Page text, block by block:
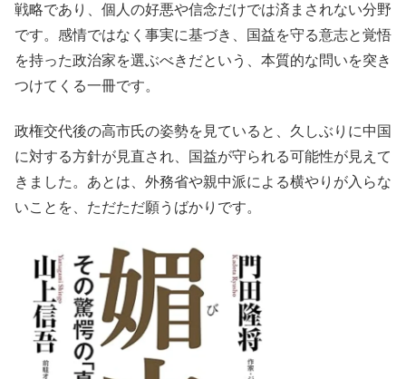
戦略であり、個人の好悪や信念だけでは済まされない分野
です。感情ではなく事実に基づき、国益を守る意志と覚悟
を持った政治家を選ぶべきだという、本質的な問いを突き
つけてくる一冊です。
政権交代後の高市氏の姿勢を見ていると、久しぶりに中国
に対する方針が見直され、国益が守られる可能性が見えて
きました。あとは、外務省や親中派による横やりが入らな
いことを、ただただ願うばかりです。